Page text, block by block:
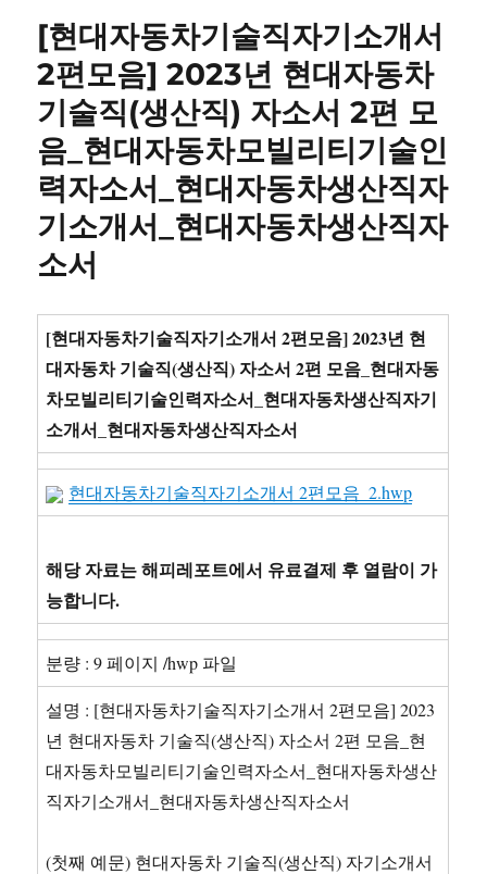
차
빌
리
티
기
술
인
력
생
기
개
서
2
모
음)
2023
하
반
현
자
차
생
산
기
직
[현대자동차기술직자기소개서
2편모음] 2023년 현대자동차
기술직(생산직) 자소서 2편 모
음_현대자동차모빌리티기술인
력자소서_현대자동차생산직자
기소개서_현대자동차생산직자
소서
[현대자동차기술직자기소개서 2편모음] 2023년 현
대자동차 기술직(생산직) 자소서 2편 모음_현대자동
차모빌리티기술인력자소서_현대자동차생산직자기
소개서_현대자동차생산직자소서
현대자동차기술직자기소개서 2편모음_2.hwp
해당 자료는 해피레포트에서 유료결제 후 열람이 가
능합니다.
분량 : 9 페이지 /hwp 파일
설명 : [현대자동차기술직자기소개서 2편모음] 2023
년 현대자동차 기술직(생산직) 자소서 2편 모음_현
대자동차모빌리티기술인력자소서_현대자동차생산
직자기소개서_현대자동차생산직자소서
(첫째 예문) 현대자동차 기술직(생산직) 자기소개서